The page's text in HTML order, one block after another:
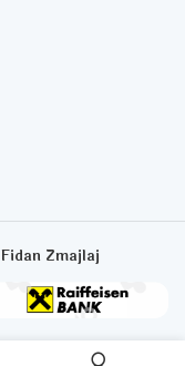
Fidan Zmajlaj